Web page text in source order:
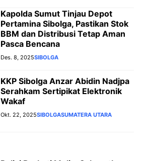
Kapolda Sumut Tinjau Depot
Pertamina Sibolga, Pastikan Stok
BBM dan Distribusi Tetap Aman
Pasca Bencana
Des. 8, 2025SIBOLGA
KKP Sibolga Anzar Abidin Nadjpa
Serahkam Sertipikat Elektronik
Wakaf
Okt. 22, 2025SIBOLGASUMATERA UTARA